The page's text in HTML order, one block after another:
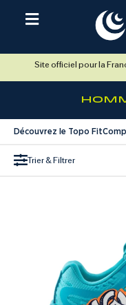
Site officiel pour la
Découvrez le Topo Fit
Trier & Filtrer